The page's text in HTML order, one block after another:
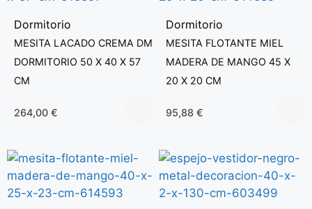
Dormitorio
MESITA LACADO CREMA DM
DORMITORIO 50 X 40 X 57
CM
264,00 €
Dormitorio
MESITA FLOTANTE MIEL
MADERA DE MANGO 45 X
20 X 20 CM
95,88 €